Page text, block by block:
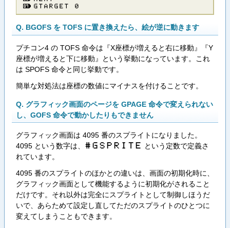
Ｇ​Ｔ​Ａ​Ｒ​Ｇ​Ｅ​Ｔ​ ​０
Q. BGOFS を TOFS に置き換えたら、絵が逆に動きます
プチコン4 の TOFS 命令は『X座標が増えると右に移動』『Y
座標が増えると下に移動』という挙動になっています。これ
は SPOFS 命令と同じ挙動です。
簡単な対処法は座標の数値にマイナスを付けることです。
Q. グラフィック画面のページを GPAGE 命令で変えられない
し、GOFS 命令で動かしたりもできません
グラフィック画面は 4095 番のスプライトになりました。
4095 という数字は、
#​G​S​P​R​I​T​E
という定数で定義さ
れています。
4095 番のスプライトのほかとの違いは、画面の初期化時に、
グラフィック画面として機能するように初期化がされること
だけです。それ以外は完全にスプライトとして制御しほうだ
いで、あらためて設定し直してただのスプライトのひとつに
変えてしまうこともできます。